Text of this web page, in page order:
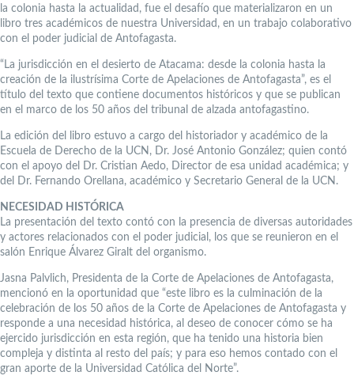
la colonia hasta la actualidad, fue el desafío que materializaron en un
libro tres académicos de nuestra Universidad, en un trabajo colaborativo
con el poder judicial de Antofagasta.
“La jurisdicción en el desierto de Atacama: desde la colonia hasta la
creación de la ilustrísima Corte de Apelaciones de Antofagasta”, es el
título del texto que contiene documentos históricos y que se publican
en el marco de los 50 años del tribunal de alzada antofagastino.
La edición del libro estuvo a cargo del historiador y académico de la
Escuela de Derecho de la UCN, Dr. José Antonio González; quien contó
con el apoyo del Dr. Cristian Aedo, Director de esa unidad académica; y
del Dr. Fernando Orellana, académico y Secretario General de la UCN.
NECESIDAD HISTÓRICA
La presentación del texto contó con la presencia de diversas autoridades
y actores relacionados con el poder judicial, los que se reunieron en el
salón Enrique Álvarez Giralt del organismo.
Jasna Palvlich, Presidenta de la Corte de Apelaciones de Antofagasta,
mencionó en la oportunidad que “este libro es la culminación de la
celebración de los 50 años de la Corte de Apelaciones de Antofagasta y
responde a una necesidad histórica, al deseo de conocer cómo se ha
ejercido jurisdicción en esta región, que ha tenido una historia bien
compleja y distinta al resto del país; y para eso hemos contado con el
gran aporte de la Universidad Católica del Norte”.